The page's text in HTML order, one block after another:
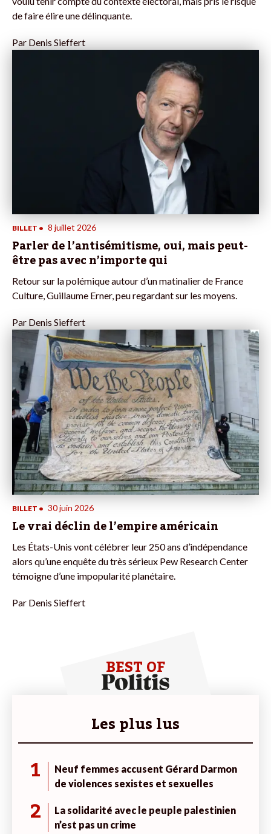
de faire élire une délinquante.
Par Denis Sieffert
BILLET • 8 juillet 2026
Parler de l’antisémitisme, oui, mais peut-
être pas avec n’importe qui
Retour sur la polémique autour d’un matinalier de France
Culture, Guillaume Erner, peu regardant sur les moyens.
Par Denis Sieffert
BILLET • 30 juin 2026
Le vrai déclin de l’empire américain
Les États-Unis vont célébrer leur 250 ans d’indépendance
alors qu’une enquête du très sérieux Pew Research Center
témoigne d’une impopularité planétaire.
Par Denis Sieffert
BEST OF
Les plus lus
1
Neuf femmes accusent Gérard Darmon
de violences sexistes et sexuelles
2
La solidarité avec le peuple palestinien
n’est pas un crime